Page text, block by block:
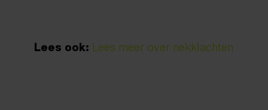
Lees ook: Lees meer over nekklachten